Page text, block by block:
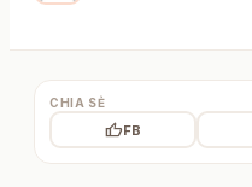
CHIA SẺ
thumb_upFB